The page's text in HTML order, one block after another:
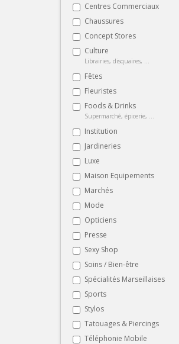
Centres Commerciaux
Chaussures
Concept Stores
Culture
Librairies, disquaires, ...
Fêtes
Fleuristes
Foods & Drinks
Supermarché, épicerie, ...
Institution
Jardineries
Luxe
Maison Equipements
Marchés
Mode
Opticiens
Presse
Sexy Shop
Soins / Bien-être
Spécialités Marseillaises
Sports
Stylos
Tatouages & Piercings
Téléphonie Mobile